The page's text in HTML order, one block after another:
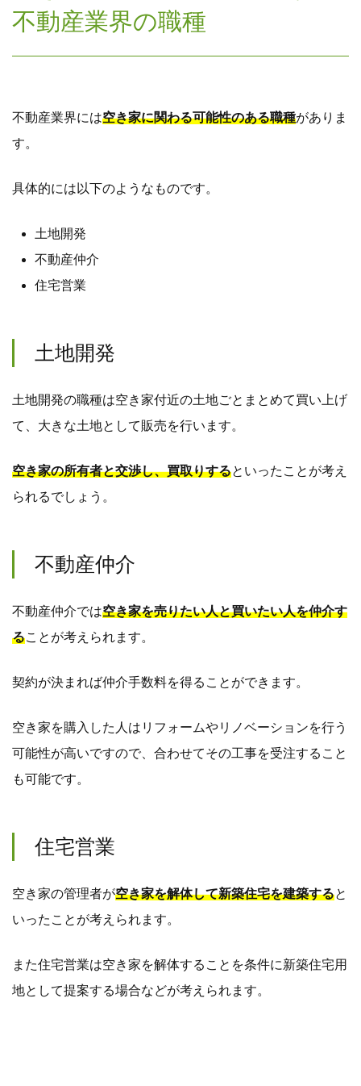
不動産業界の職種
不動産業界には空き家に関わる可能性のある職種がありま
す。
具体的には以下のようなものです。
土地開発
不動産仲介
住宅営業
土地開発
土地開発の職種は空き家付近の土地ごとまとめて買い上げ
て、大きな土地として販売を行います。
空き家の所有者と交渉し、買取りするといったことが考え
られるでしょう。
不動産仲介
不動産仲介では空き家を売りたい人と買いたい人を仲介す
ることが考えられます。
契約が決まれば仲介手数料を得ることができます。
空き家を購入した人はリフォームやリノベーションを行う
可能性が高いですので、合わせてその工事を受注すること
も可能です。
住宅営業
空き家の管理者が空き家を解体して新築住宅を建築すると
いったことが考えられます。
また住宅営業は空き家を解体することを条件に新築住宅用
地として提案する場合などが考えられます。